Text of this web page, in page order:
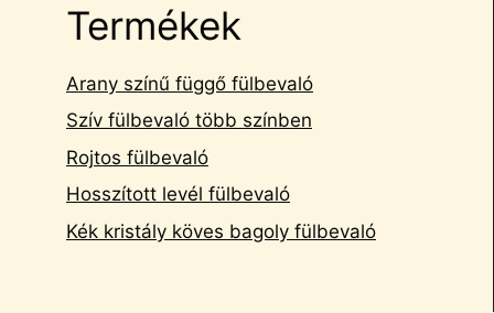
Termékek
Arany színű függő fülbevaló
Szív fülbevaló több színben
Rojtos fülbevaló
Hosszított levél fülbevaló
Kék kristály köves bagoly fülbevaló